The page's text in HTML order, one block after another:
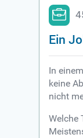
Ein
In
keine
nicht
Welche